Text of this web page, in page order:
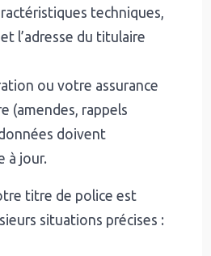
techniques,
l’adresse du titulaire
ou votre assurance
(amendes, rappels
doivent
à jour.
titre de police est
situations précises :